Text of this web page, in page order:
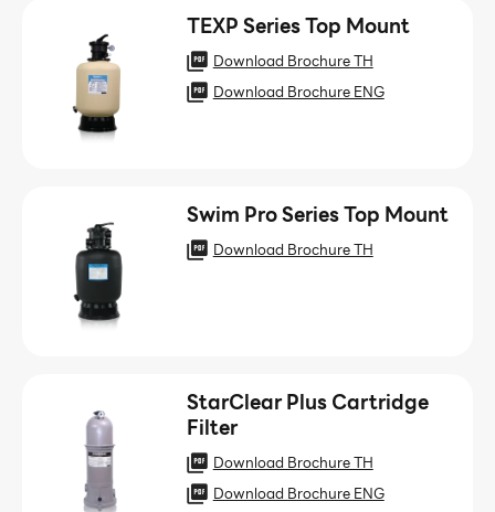
TEXP Series Top Mount
Download Brochure TH
Download Brochure ENG
Swim Pro Series Top Mount
Download Brochure TH
StarClear Plus Cartridge
Filter
Download Brochure TH
Download Brochure ENG